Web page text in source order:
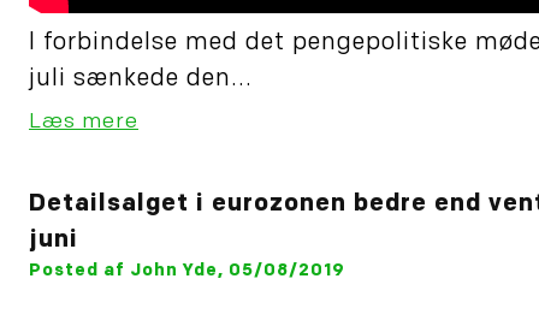
I forbindelse med det pengepolitiske
juli sænkede den...
Læs mere
Detailsalget i eurozonen bedre end
juni
Posted af John Yde, 05/08/2019